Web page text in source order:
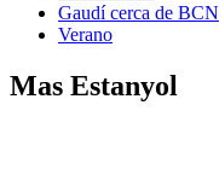
Gaudí cerca de BCN
Verano
Mas Estanyol